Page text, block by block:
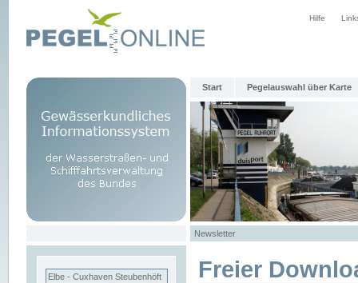
Hilfe
Start Pegelauswahl über Karte
Newsletter
Elbe - Cuxhaven Steubenhöft Freier